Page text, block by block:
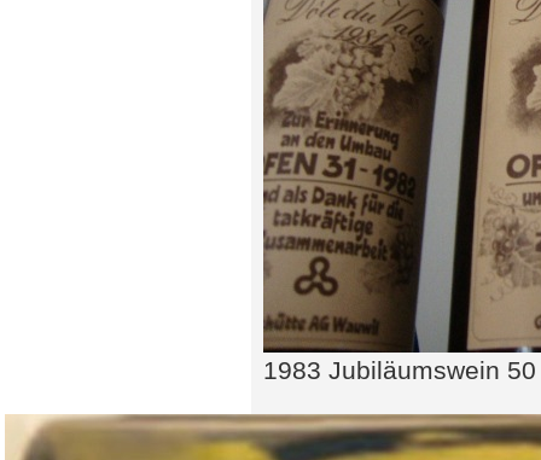
1983 Jubiläumswein